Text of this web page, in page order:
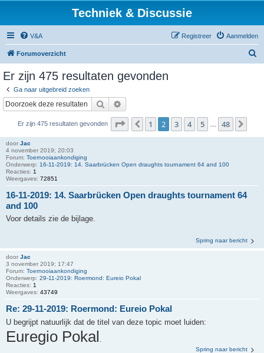
Techniek & Discussie
V&A Aanmelden
Registreer
Forumoverzicht
Er zijn 475 resultaten gevonden
Ga naar uitgebreid zoeken
Zoek
Er zijn 475 resultaten gevonden Pagina van 48
Vorige
1 2 3 4 5 48
door Jac
4 november 2019; 20:03
Forum: Toernooiaankondiging
Onderwerp: 16-11-2019: 14. Saarbrücken Open draughts tournament 64 and 100
Reacties: 1
Weergaves: 72851
16-11-2019: 14. Saarbrücken Open draughts tournament 64
and 100
Voor details zie de bijlage.
Spring naar bericht
door Jac
3 november 2019; 17:47
Forum: Toernooiaankondiging
Onderwerp: 29-11-2019: Roermond: Eureio Pokal
Reacties: 1
Weergaves: 43749
Re: 29-11-2019: Roermond: Eureio Pokal
U begrijpt natuurlijk dat de titel van deze topic moet luiden:
Euregio Pokal
Spring naar bericht